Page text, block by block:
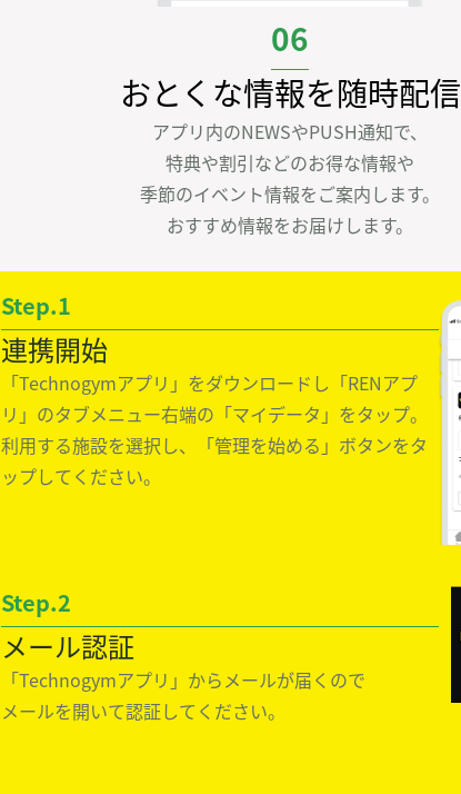
06
おとくな情報を随時配信
アプリ内のNEWSやPUSH通知で、
特典や割引などのお得な情報や
季節のイベント情報をご案内します。
おすすめ情報をお届けします。
Step.1
連携開始
「Technogymアプリ」をダウンロードし「RENアプ
リ」のタブメニュー右端の「マイデータ」をタップ。
利用する施設を選択し、「管理を始める」ボタンをタ
ップしてください。
Step.2
メール認証
「Technogymアプリ」からメールが届くので
メールを開いて認証してください。